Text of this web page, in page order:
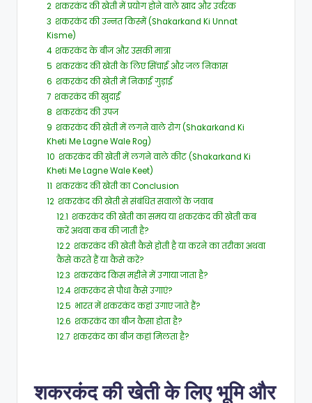
2 शकरकंद की खेती में प्रयोग होने वाले खाद और उर्वरक
3 शकरकंद की उन्नत किस्में (Shakarkand Ki Unnat
Kisme)
4 शकरकंद के बीज और उसकी मात्रा
5 शकरकंद की खेती के लिए सिंचाई और जल निकास
6 शकरकंद की खेती में निकाई गुड़ाई
7 शकरकंद की खुदाई
8 शकरकंद की उपज
9 शकरकंद की खेती में लगने वाले रोग (Shakarkand Ki
Kheti Me Lagne Wale Rog)
10 शकरकंद की खेती में लगने वाले कीट (Shakarkand Ki
Kheti Me Lagne Wale Keet)
11 शकरकंद की खेती का Conclusion
12 शकरकंद की खेती से संबंधित सवालों के जवाब
12.1 शकरकंद की खेती का समय या शकरकंद की खेती कब
करें अथवा कब की जाती है?
12.2 शकरकंद की खेती कैसे होती है या करने का तरीका अथवा
कैसे करते हैं या कैसे करें?
12.3 शकरकंद किस महीने में उगाया जाता है?
12.4 शकरकंद से पौधा कैसे उगाएं?
12.5 भारत में शकरकंद कहां उगाए जाते हैं?
12.6 शकरकंद का बीज कैसा होता है?
12.7 शकरकंद का बीज कहां मिलता है?
शकरकंद की खेती के लिए भूमि और